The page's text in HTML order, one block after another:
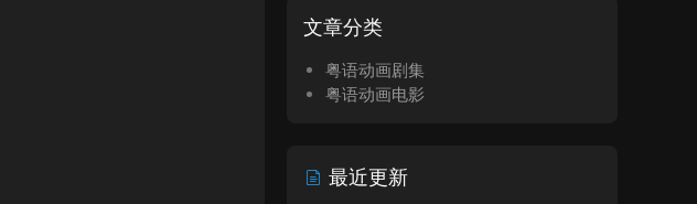
文章分类
粤语动画剧集
粤语动画电影
最近更新